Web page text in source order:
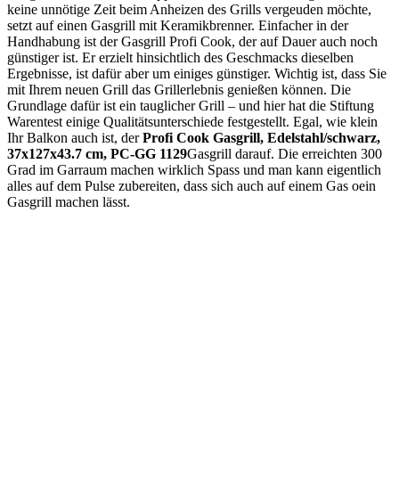
keine unnötige Zeit beim Anheizen des Grills vergeuden möchte,
setzt auf einen Gasgrill mit Keramikbrenner. Einfacher in der
Handhabung ist der Gasgrill Profi Cook, der auf Dauer auch noch
günstiger ist. Er erzielt hinsichtlich des Geschmacks dieselben
Ergebnisse, ist dafür aber um einiges günstiger. Wichtig ist, dass Sie
mit Ihrem neuen Grill das Grillerlebnis genießen können. Die
Grundlage dafür ist ein tauglicher Grill – und hier hat die Stiftung
Warentest einige Qualitätsunterschiede festgestellt. Egal, wie klein
Ihr Balkon auch ist, derProfi Cook Gasgrill, Edelstahl/schwarz,
37x127x43.7 cm, PC-GG 1129Gasgrill darauf. Die erreichten 300
Grad im Garraum machen wirklich Spass und man kann eigentlich
alles auf dem Pulse zubereiten, dass sich auch auf einem Gas oein
Gasgrill machen lässt.